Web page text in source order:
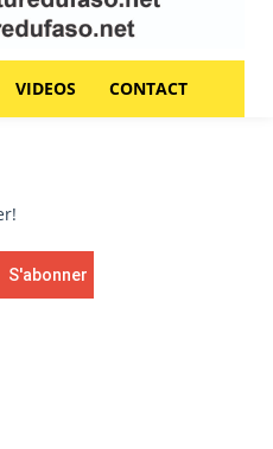
VIDEOS CONTACT